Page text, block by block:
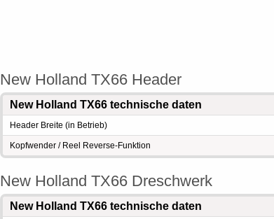
New Holland TX66 Header
New Holland TX66 technische daten
Header Breite (in Betrieb)
Kopfwender / Reel Reverse-Funktion
New Holland TX66 Dreschwerk
New Holland TX66 technische daten